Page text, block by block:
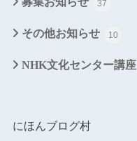
37
その他お知らせ 10
NHK文化センター講座
にほんブログ村